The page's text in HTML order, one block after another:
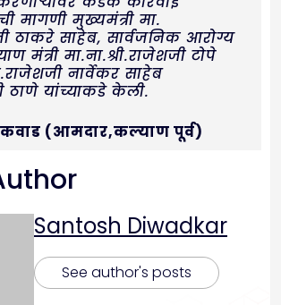
मागणी मुख्यमंत्री मा.
ठाकरे साहेब, सार्वजनिक आरोग्य
मंत्री मा.ना.श्री.राजेशजी टोपे
नार्वेकर साहेब
ठाणे यांच्याकडे केली.
(आमदार,कल्याण पूर्व)
Santosh Diwadkar
See author's posts